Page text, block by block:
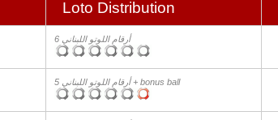
Loto Distribution
6 أرقام اللوتو اللبناني
5 أرقام اللوتو اللبناني + bonus ball